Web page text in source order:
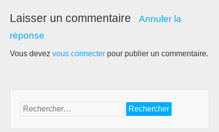
Laisser un commentaire
Annuler la
réponse
Vous devez vous connecter pour publier un commentaire.
Rechercher :